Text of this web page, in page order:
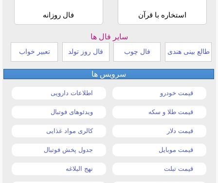
استخاره با قرآن فال روزانه
سایر فال ها
طالع بینی هندی فال چوب فال روز تولد تعبیر خواب
سرویس ها
قیمت خودرو اطلاعات دارویی
قیمت طلا و سکه ویدئوهای فوتبال
قیمت دلار کالری مواد غذایی
قیمت موبایل جدول پخش فوتبال
قیمت تبلت نهج البلاغه